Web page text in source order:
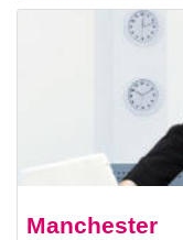
Manchester